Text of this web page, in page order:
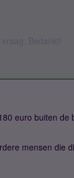
euro buiten de
mensen die